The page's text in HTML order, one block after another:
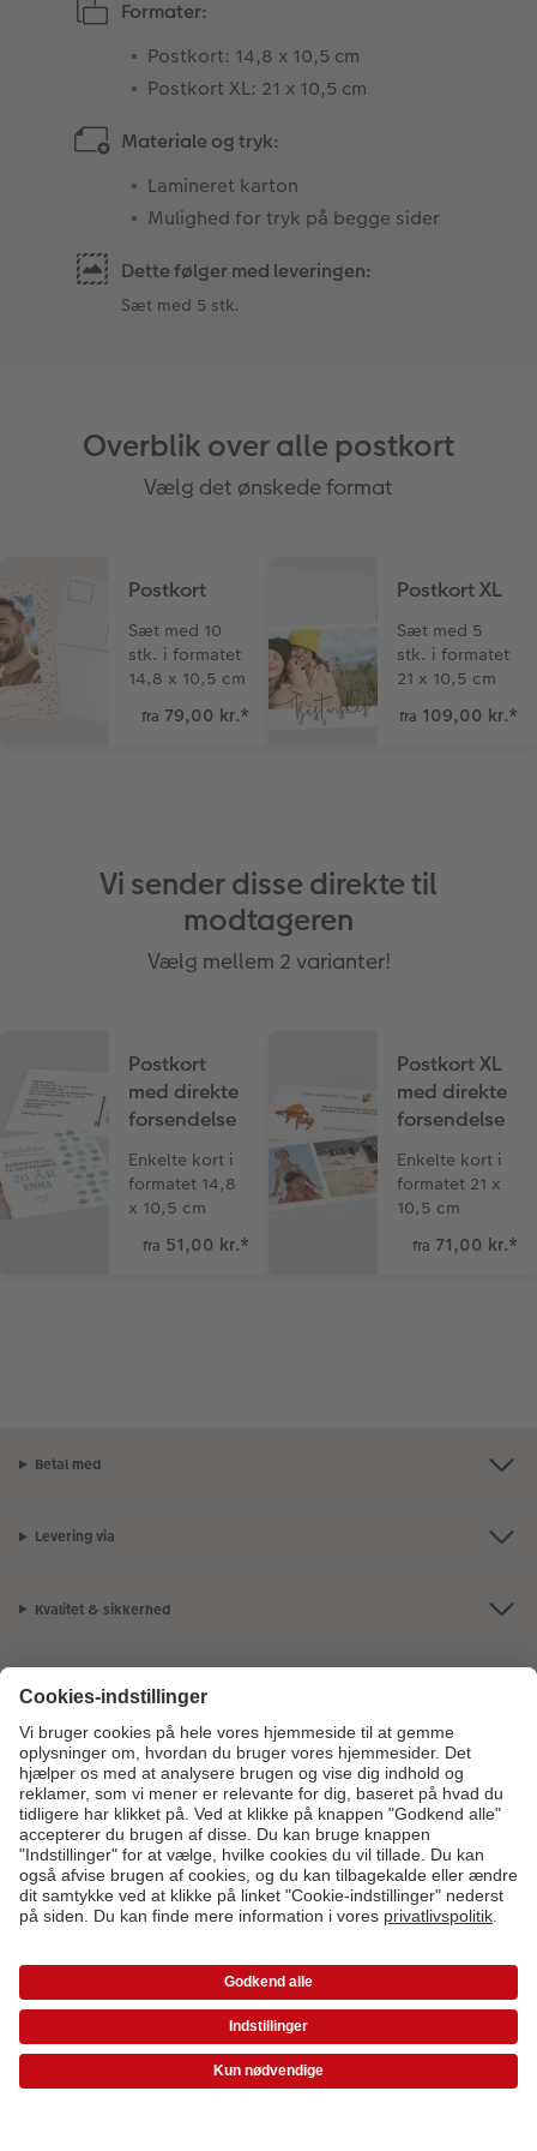
Formater:
Postkort: 14,8 x 10,5 cm
Postkort XL: 21 x 10,5 cm
Materiale og tryk:
Lamineret karton
Mulighed for tryk på begge sider
Dette følger med leveringen:
Sæt med 5 stk.
Overblik over alle postkort
Vælg det ønskede format
Postkort
Sæt med 10
stk. i formatet
14,8 x 10,5 cm
fra 79,00 kr.*
Postkort XL
Sæt med 5
stk. i formatet
21 x 10,5 cm
fra 109,00 kr.*
Vi sender disse direkte til
modtageren
Vælg mellem 2 varianter!
Postkort
med direkte
forsendelse
Enkelte kort i
formatet 14,8
x 10,5 cm
fra 51,00 kr.*
Postkort XL
med direkte
forsendelse
Enkelte kort i
formatet 21 x
10,5 cm
fra 71,00 kr.*
Betal med
Levering via
Kvalitet & sikkerhed
Kundeservice
Om os
Fotoprodukter
Andre produkter
Kontakt kundeservice:7879 7801- Man-fre: 09:00-20:00 | Søn: 14:00-
20:00 (undtagen helligdage)